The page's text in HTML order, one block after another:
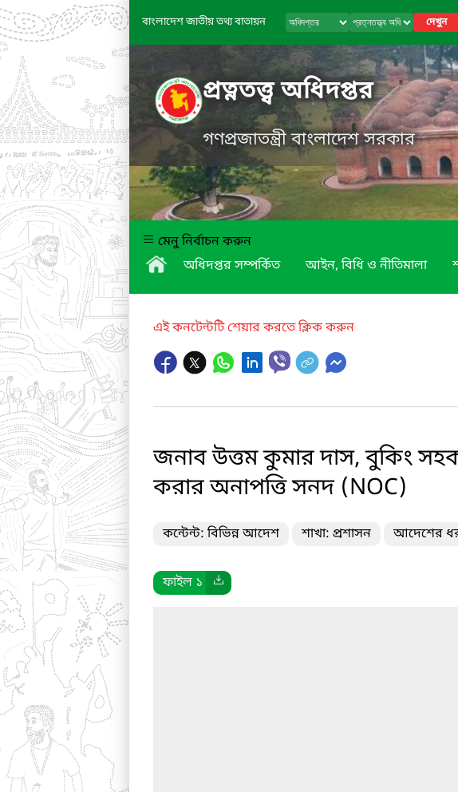
বাংলাদেশ জাতীয় তথ্য বাতায়ন দেখুন
প্রত্নতত্ত্ব অধিদপ্তর
গণপ্রজাতন্ত্রী বাংলাদেশ সরকার
মেনু নির্বাচন করুন
অধিদপ্তর সম্পর্কিত
আইন, বিধি ও নীতিমালা
এই কনটেন্টটি শেয়ার করতে ক্লিক করুন
জনাব উত্তম কুমার দাস, বুকিং
করার অনাপত্তি সনদ (NOC)
কন্টেন্ট: বিভিন্ন আদেশ শাখা: প্রশাসন আদেশের
ফাইল ১